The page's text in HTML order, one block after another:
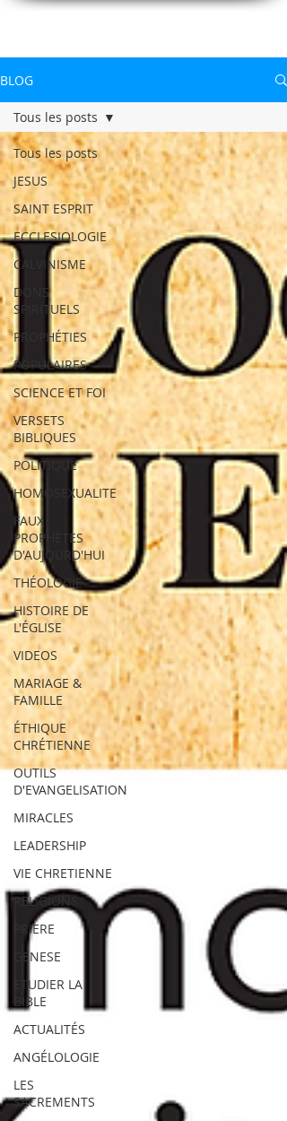
BLOG
Tous les posts
JESUS
SAINT ESPRIT
ECCLESIOLOGIE
CALVINISME
DONS
SPIRITUELS
PROPHÉTIES
POPULAIRES
SCIENCE ET FOI
VERSETS
BIBLIQUES
POLITIQUE
HOMOSEXUALITE
FAUX
PROPHÈTES
D'AUJOURD'HUI
THÉOLOGIE
HISTOIRE DE
L'ÉGLISE
VIDEOS
MARIAGE &
FAMILLE
ÉTHIQUE
CHRÉTIENNE
OUTILS
D'EVANGELISATION
MIRACLES
LEADERSHIP
VIE CHRETIENNE
RELIGIONS
PRIERE
GENESE
ETUDIER LA
BIBLE
ACTUALITÉS
ANGÉLOLOGIE
LES
SACREMENTS
Tous les posts